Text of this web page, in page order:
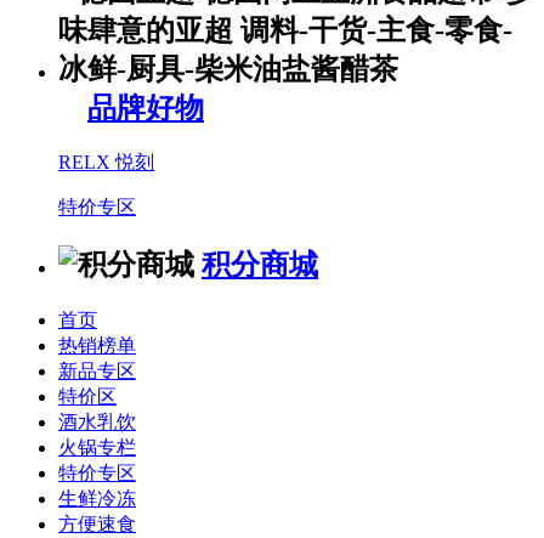
品牌好物
RELX 悦刻
特价专区
积分商城
首页
热销榜单
新品专区
特价区
酒水乳饮
火锅专栏
特价专区
生鲜冷冻
方便速食